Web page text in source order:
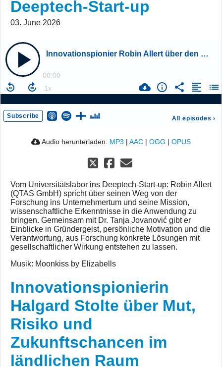
Deeptech-Start-up
03. June 2026
Innovationspionier Robin Allert über den Weg von der Forschung zum Deeptech-Start-up
00:00
Subscribe All episodes ›
Audio herunterladen: MP3 | AAC | OGG | OPUS
Vom Universitätslabor ins Deeptech-Start-up: Robin Allert
(QTAS GmbH) spricht über seinen Weg von der
Forschung ins Unternehmertum und seine Mission,
wissenschaftliche Erkenntnisse in die Anwendung zu
bringen. Gemeinsam mit Dr. Tanja Jovanović gibt er
Einblicke in Gründergeist, persönliche Motivation und die
Verantwortung, aus Forschung konkrete Lösungen mit
gesellschaftlicher Wirkung entstehen zu lassen.
Musik: Moonkiss by Elizabells
Innovationspionierin
Halgard Stolte über Mut,
Risiko und
Zukunftschancen im
ländlichen Raum